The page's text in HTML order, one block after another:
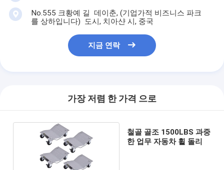
No.555 크황예 길 데이춘, (기업가적 비즈니스 파크
를 상하입니다) 도시, 치아샨 시, 중국
지금 연락
가장 저렴 한 가격 으로
철골 골조 1500LBS 과중
한 업무 자동차 휠 돌리